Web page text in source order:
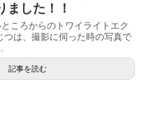
ました！！
ころからのトワイライトエク
つは、撮影に伺った時の写真で
記事を読む